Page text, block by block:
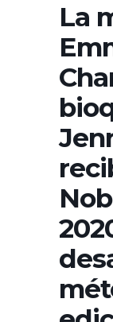
La